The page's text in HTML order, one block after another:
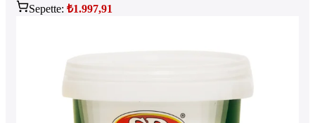
Sepette: ₺1.997,91